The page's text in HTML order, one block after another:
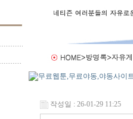
작성일 : 26-01-29 11:25